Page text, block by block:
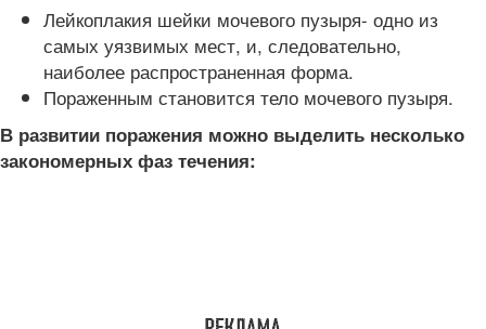
Лейкоплакия шейки мочевого пузыря- одно из
самых уязвимых мест, и, следовательно,
наиболее распространенная форма.
Пораженным становится тело мочевого пузыря.
В развитии поражения можно выделить несколько
закономерных фаз течения: